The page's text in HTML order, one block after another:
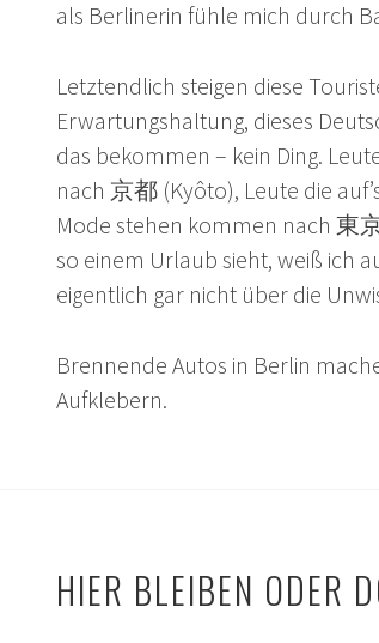
als Berlinerin fühle mich durch
Letztendlich steigen diese
Erwartungshaltung, dieses
das bekommen – kein Ding.
nach 京都 (Kyôto), Leute die
Mode stehen kommen nach 東
so einem Urlaub sieht, weiß ich
eigentlich gar nicht über die
Brennende Autos in Berlin
Aufklebern.
HIER BLEIBEN ODER